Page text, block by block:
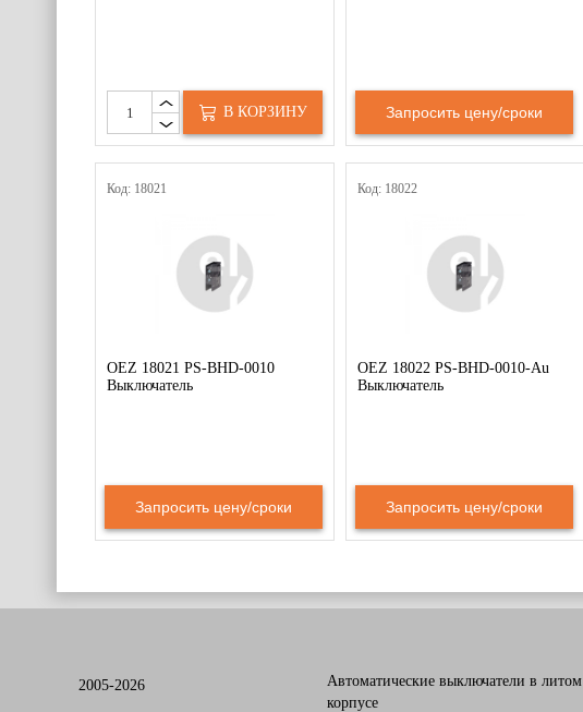
В КОРЗИНУ Запросить цену/сроки
Код: 18021
OEZ 18021 PS-BHD-0010
Выключатель
Запросить цену/сроки
Код: 18022
OEZ 18022 PS-BHD-0010-Au
Выключатель
Запросить цену/сроки
2005-2026
Автоматические выключатели в литом
корпусе